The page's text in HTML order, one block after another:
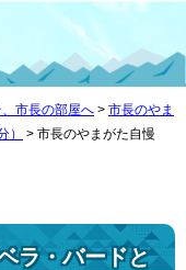
、市長の部屋へ > 市長のやま
）
> 市長のやまがた自慢
ラ・バードと